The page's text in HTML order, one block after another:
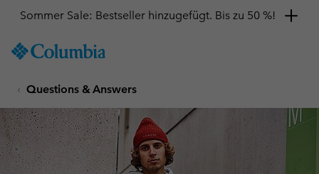
TO
SKIP
MAIN
NAV
SKIP
Sommer Sale: Bestseller hinzugefügt. Bis zu 50 %!
Questions & Answers